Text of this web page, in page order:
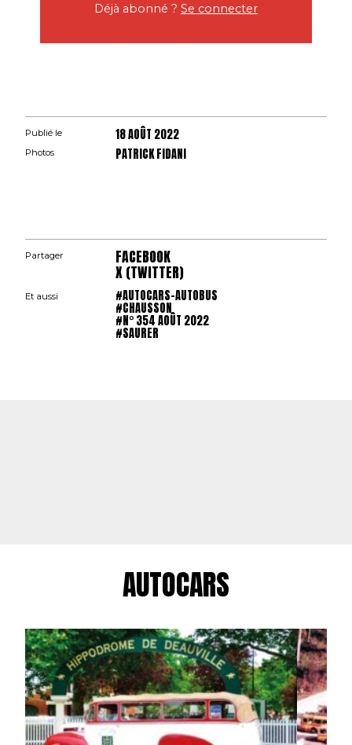
Déjà abonné ? Se connecter
Publié le 18 AOÛT 2022
Photos PATRICK FIDANI
Partager FACEBOOK
X (TWITTER)
Et aussi #AUTOCARS-AUTOBUS
#CHAUSSON
#N° 354 AOÛT 2022
#SAURER
AUTOCARS